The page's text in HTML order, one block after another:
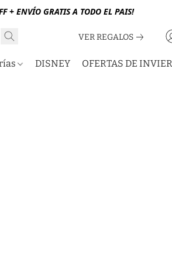
+ ENVÍO GRATIS A TODO EL PAIS!
VER REGALOS
DISNEY OFERTAS DE